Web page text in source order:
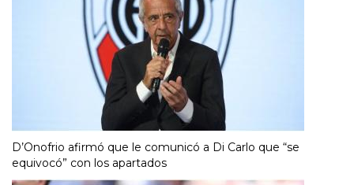
D’Onofrio afirmó que le comunicó a Di Carlo que “se
equivocó” con los apartados